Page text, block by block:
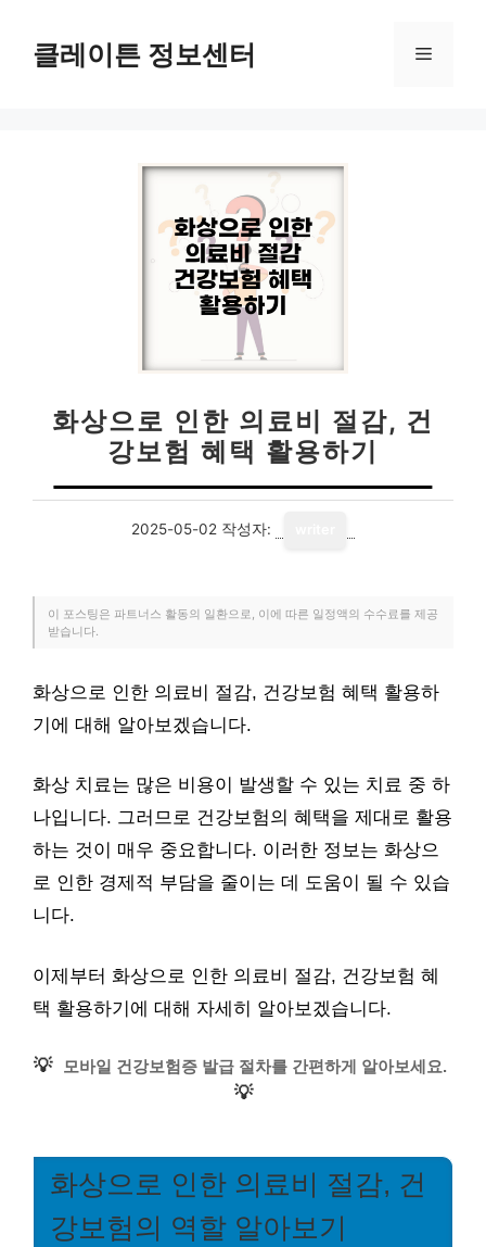
클레이튼 정보센터 메
화상으로 인한 의료비 절감, 건
강보험 혜택 활용하기
2025-05-02 작성자:
이 포스팅은 파트너스 활동의 일환으로, 이에 따른 일정액의 수수료를 제공
받습니다.
화상으로 인한 의료비 절감, 건강보험 혜택 활용하
기에 대해 알아보겠습니다.
화상 치료는 많은 비용이 발생할 수 있는 치료 중 하
나입니다. 그러므로 건강보험의 혜택을 제대로 활용
하는 것이 매우 중요합니다. 이러한 정보는 화상으
로 인한 경제적 부담을 줄이는 데 도움이 될 수 있습
니다.
이제부터 화상으로 인한 의료비 절감, 건강보험 혜
택 활용하기에 대해 자세히 알아보겠습니다.
💡 모바일 건강보험증 발급 절차를 간편하게 알아보세요.
💡
화상으로 인한 의료비 절감, 건
강보험의 역할 알아보기